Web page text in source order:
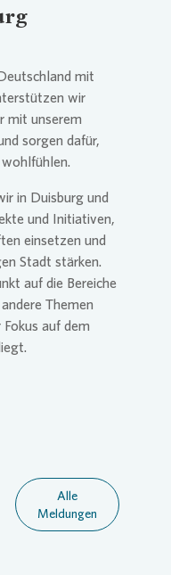
mit
wir
mit unserem
sorgen dafür,
in Duisburg und
und Initiativen,
einsetzen und
Stadt stärken.
auf die Bereiche
Themen
auf dem
Alle
Meldungen